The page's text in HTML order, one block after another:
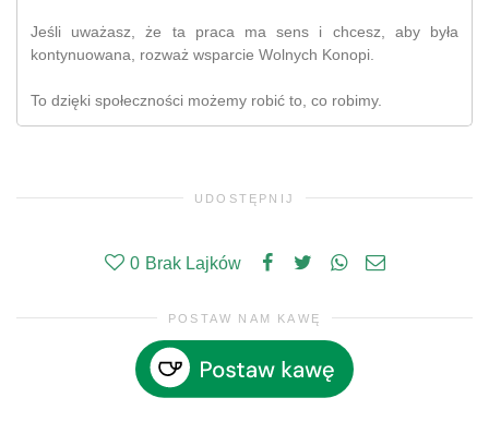
Jeśli uważasz, że ta praca ma sens i chcesz, aby była
kontynuowana, rozważ wsparcie Wolnych Konopi.
To dzięki społeczności możemy robić to, co robimy.
UDOSTĘPNIJ
0 Brak Lajków
POSTAW NAM KAWĘ